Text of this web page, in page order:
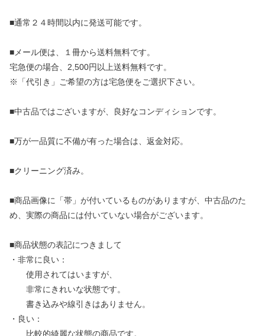
■通常２４時間以内に発送可能です。
■メール便は、１冊から送料無料です。
宅急便の場合、2,500円以上送料無料です。
※「代引き」ご希望の方は宅急便をご選択下さい。
■中古品ではございますが、良好なコンディションです。
■万が一品質に不備が有った場合は、返金対応。
■クリーニング済み。
■商品画像に「帯」が付いているものがありますが、中古品のた
め、実際の商品には付いていない場合がございます。
■商品状態の表記につきまして
・非常に良い：
使用されてはいますが、
非常にきれいな状態です。
書き込みや線引きはありません。
・良い：
比較的綺麗な状態の商品です。